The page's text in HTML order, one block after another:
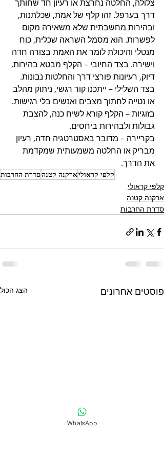
צלולה, החלטה נחרצת או רעיון חד שחותך
דרך בערפל. זהו קלף של אמת, שכלתנות,
ובהירות מחשבתית שלא משאירה מקום
לפשרות. הוא מסמל השראה שכלית, כוח
מנטלי והיכולת לומר את האמת בצורה חדה
וישירה. בצד החיובי – הקלף מבטא בהירות,
דיוק, רעיונות פורצי דרך והחלטות נבונות.
בצד השלילי – ייתכנו קור רגשי, ניתוק מהלב
או נטייה לחתוך מצבים ואנשים בלי רגישות.
בזוגיות – הקלף קורא לשיח כנה, להצבת
גבולות ולבהירות ביחסים.
בקריירה – מדובר באסטרטגיה חדה, רעיון
מבריק או החלטה משמעותית שמקדמת
את הדרך.
קלפי קראוליארקנה קטנהסדרת החרבות
קלפי קראולי
ארקנה קטנה
סדרת החרבות
פוסטים אחרונים הצג הכול
WhatsApp